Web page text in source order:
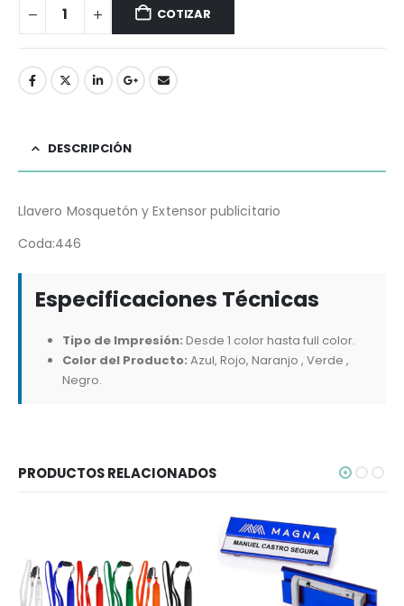
COTIZAR
DESCRIPCIÓN
Llavero Mosquetón y Extensor publicitario
Coda:446
Especificaciones Técnicas
Tipo de Impresión: Desde 1 color hasta full color.
Color del Producto: Azul, Rojo, Naranjo , Verde ,
Negro.
PRODUCTOS RELACIONADOS